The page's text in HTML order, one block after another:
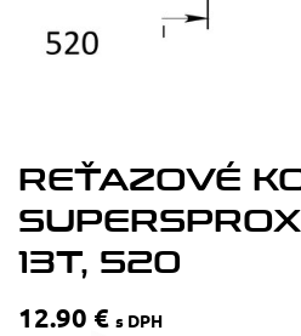
REŤAZOVÉ
13T, 520
12.90 € s DPH